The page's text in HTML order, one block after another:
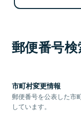
郵便番号
市町村変更情報
郵便番号を公表した市
しています。